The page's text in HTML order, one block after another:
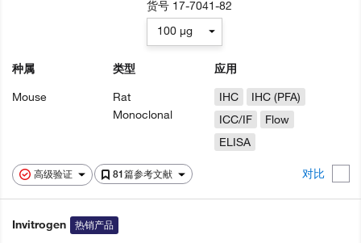
高级验证 81篇参考文献 对比
种属
Mouse
类型
Rat
Monoclonal
应用
IHC
IHC (PFA)
ICC/IF
Flow
ELISA
货号 17-7041-82
100 µg
Invitrogen 热销产品